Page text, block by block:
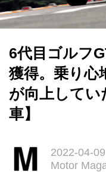
6代目ゴルフ
獲得。乗り心
が向上してい
車】
2022-04-09
Motor